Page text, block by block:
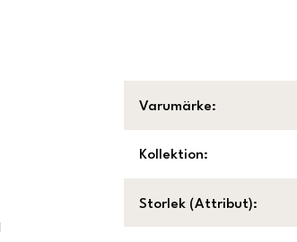
Varumärke:
Kollektion:
Storlek (Attribut):